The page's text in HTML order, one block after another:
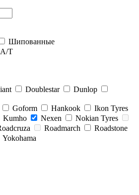
Шипованные
A/T
Doublestar
Dunlop
Goform Hankook
Ikon Tyres
Kumho Nexen
Nokian Tyres
Roadmarch
Roadstone
Yokohama